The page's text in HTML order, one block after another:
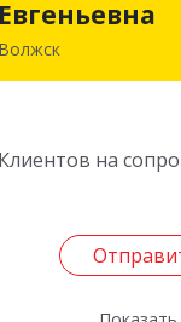
Евгеньевна
Волжск
Клиентов на